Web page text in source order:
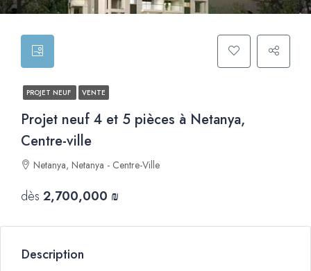
PROJET NEUF VENTE
Projet neuf 4 et 5 pièces à Netanya,
Centre-ville
Netanya, Netanya - Centre-Ville
dès 2,700,000 ₪
Description